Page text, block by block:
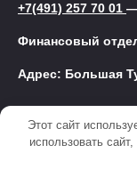
+7(491) 257 70 01 —
Финансовый
Адрес: Большая
© 2025 Эвакуатор
Этот сайт
использовать